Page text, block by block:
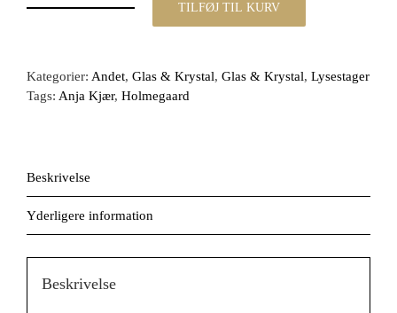
lysestage
til
antal
TILFØJ TIL KURV
Kategorier: Andet, Glas & Krystal, Glas & Krystal, Lysestager
Tags: Anja Kjær, Holmegaard
Beskrivelse
Yderligere information
Beskrivelse